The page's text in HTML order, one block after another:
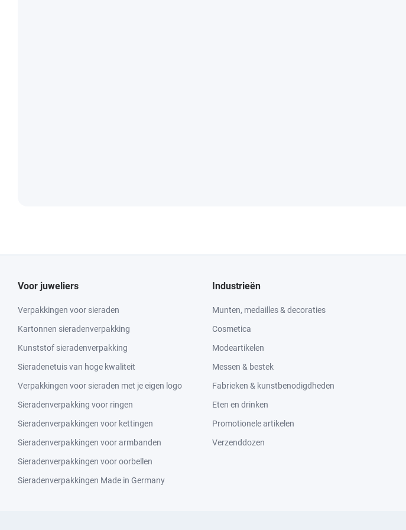
Voor juweliers
Verpakkingen voor sieraden
Kartonnen sieradenverpakking
Kunststof sieradenverpakking
Sieradenetuis van hoge kwaliteit
Verpakkingen voor sieraden met je eigen logo
Sieradenverpakking voor ringen
Sieradenverpakkingen voor kettingen
Sieradenverpakkingen voor armbanden
Sieradenverpakkingen voor oorbellen
Sieradenverpakkingen Made in Germany
Industrieën
Munten, medailles & decoraties
Cosmetica
Modeartikelen
Messen & bestek
Fabrieken & kunstbenodigdheden
Eten en drinken
Promotionele artikelen
Verzenddozen